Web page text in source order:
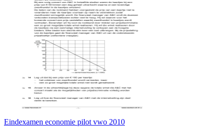
Eindexamen economie pilot vwo 2010